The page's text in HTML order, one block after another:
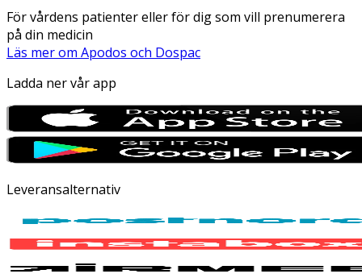
För vårdens patienter eller för dig som vill prenumerera
på din medicin
Läs mer om Apodos och Dospac
Ladda ner vår app
Leveransalternativ